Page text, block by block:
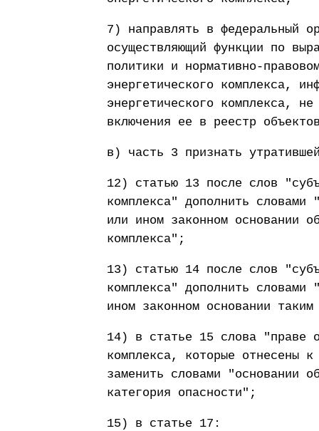
7) направлять в федеральный
осуществляющий функции по
политики и нормативно-
энергетического комплекса,
энергетического комплекса,
включения ее в реестр
в) часть 3 признать
12) статью 13 после слов
комплекса" дополнить словами
или ином законном основании
комплекса";
13) статью 14 после слов
комплекса" дополнить
ином законном основании
14) в статье 15 слова "праве
комплекса, которые отнесены
заменить словами "основании
категория опасности";
15) в статье 17: